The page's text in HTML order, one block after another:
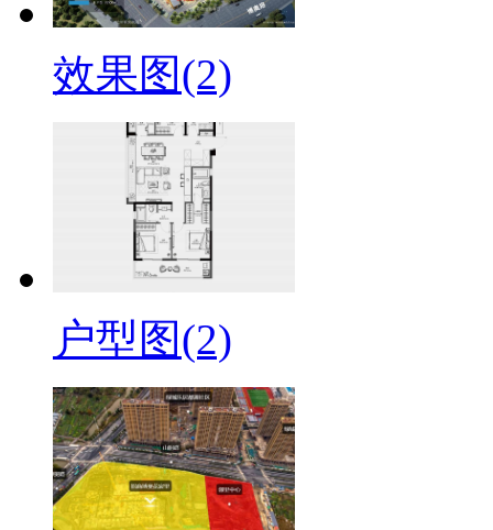
效果图(2)
户型图(2)